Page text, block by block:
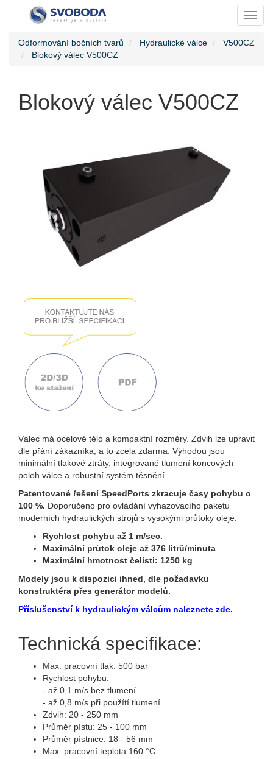
Odformování bočních tvarů Hydraulické válce
V500CZ
Blokový válec V500CZ
Blokový válec V500CZ
Válec má ocelové tělo a kompaktní rozměry. Zdvih lze upravit
dle přání zákazníka, a to zcela zdarma. Výhodou jsou
minimální tlakové ztráty, integrované tlumení koncových
poloh válce a robustní systém těsnění.
Patentované řešení SpeedPorts zkracuje časy pohybu o
100 %. Doporučeno pro ovládání vyhazovacího paketu
moderních hydraulických strojů s vysokými průtoky oleje.
Rychlost pohybu až 1 m/sec.
Maximální průtok oleje až 376 litrů/minuta
Maximální hmotnost čelisti: 1250 kg
Modely jsou k dispozici ihned, dle požadavku
konstruktéra přes generátor modelů.
Příslušenství k hydraulickým válcům naleznete zde.
Technická specifikace:
Max. pracovní tlak: 500 bar
Rychlost pohybu:
- až 0,1 m/s bez tlumení
- až 0,8 m/s při použítí tlumení
Zdvih: 20 - 250 mm
Průměr pístu: 25 - 100 mm
Průměr pístnice: 18 - 56 mm
Max. pracovní teplota 160 °C